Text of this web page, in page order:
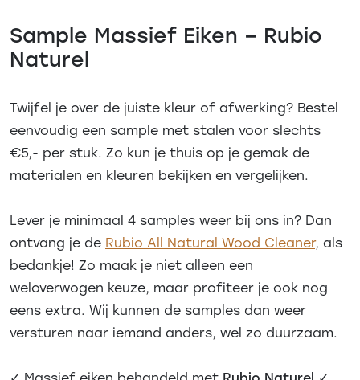
Sample Massief Eiken – Rubio
Naturel
Twijfel je over de juiste kleur of afwerking? Bestel
eenvoudig een sample met stalen voor slechts
€5,- per stuk. Zo kun je thuis op je gemak de
materialen en kleuren bekijken en vergelijken.
Lever je minimaal 4 samples weer bij ons in? Dan
ontvang je de Rubio All Natural Wood Cleaner, als
bedankje! Zo maak je niet alleen een
weloverwogen keuze, maar profiteer je ook nog
eens extra. Wij kunnen de samples dan weer
versturen naar iemand anders, wel zo duurzaam.